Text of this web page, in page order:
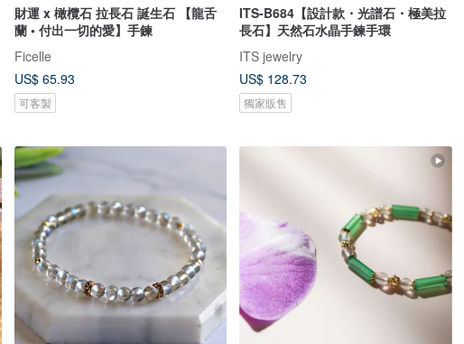
財運 x 橄欖石 拉長石 誕生石 【龍舌
蘭 • 付出一切的愛】手鍊
Ficelle
US$ 65.93
可客製
ITS-B684【設計款・光譜石・極美拉
長石】天然石水晶手鍊手環
ITS jewelry
US$ 128.73
獨家販售